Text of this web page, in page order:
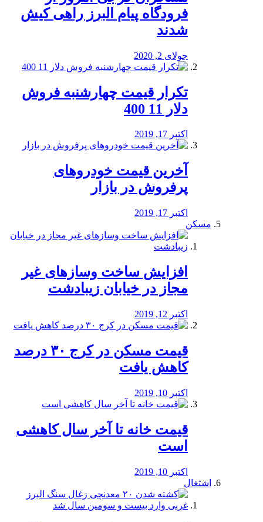
فرودگاه پیام البرز راهی کیش
شدند
جولای 2, 2020
تکرار قیمت چهارشنبه فروش
دلار 11 400
اکتبر 17, 2019
آخرین قیمت خودرو‌های
پرفروش در بازار
اکتبر 17, 2019
مسکن
افزایش ساخت وسازهای غیر
مجاز در خیابان زیبادشت
اکتبر 12, 2019
️قیمت مسکن در کرج ۳۰ درصد
کاهش یافت
اکتبر 10, 2019
قیمت خانه تا آخر سال کاهشی
است
اکتبر 10, 2019
اشتغال